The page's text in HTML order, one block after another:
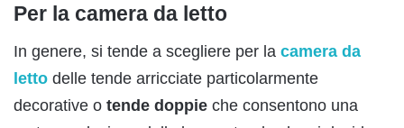
Per la camera da letto
In genere, si tende a scegliere per la camera da
letto delle tende arricciate particolarmente
decorative o tende doppie che consentono una